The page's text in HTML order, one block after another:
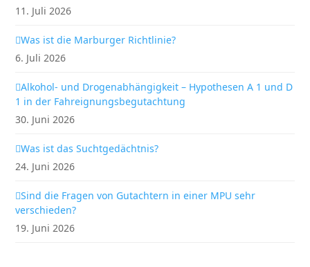
11. Juli 2026
Was ist die Marburger Richtlinie?
6. Juli 2026
Alkohol- und Drogenabhängigkeit – Hypothesen A 1 und D
1 in der Fahreignungsbegutachtung
30. Juni 2026
Was ist das Suchtgedächtnis?
24. Juni 2026
Sind die Fragen von Gutachtern in einer MPU sehr
verschieden?
19. Juni 2026